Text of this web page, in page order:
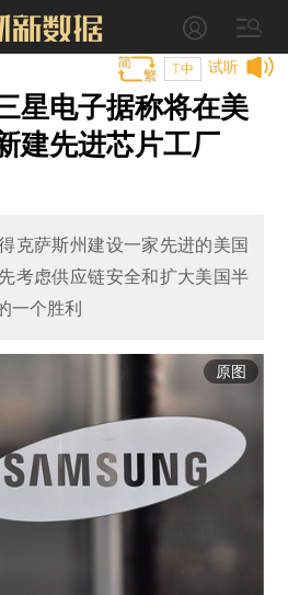
试听
T中
星电子据称将在美
建先进芯片工厂
克萨斯州建设一家先进的美国
考虑供应链安全和扩大美国半
一个胜利
原图